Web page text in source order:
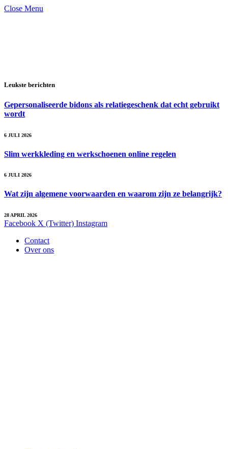
Close Menu
Leukste berichten
Gepersonaliseerde bidons als relatiegeschenk dat echt gebruikt
wordt
6 JULI 2026
Slim werkkleding en werkschoenen online regelen
6 JULI 2026
Wat zijn algemene voorwaarden en waarom zijn ze belangrijk?
28 APRIL 2026
Facebook X (Twitter) Instagram
Contact
Over ons